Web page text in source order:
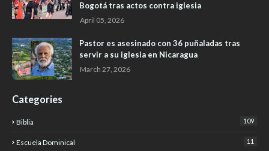
Bogotá tras actos contra iglesia
April 05, 2026
Pastor es asesinado con 36 puñaladas tras
servir a su iglesia en Nicaragua
March 27, 2026
Categories
Biblia 109
Escuela Dominical 11